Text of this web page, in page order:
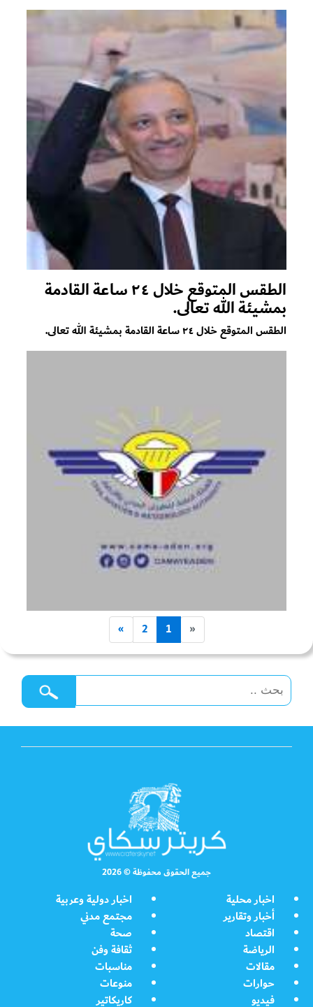
الطقس المتوقع خلال ٢٤ ساعة القادمة
بمشيئة الله تعالى.
الطقس المتوقع خلال ٢٤ ساعة القادمة بمشيئة الله تعالى.
«
1
2
»
جميع الحقوق محفوظة © 2026
اخبار محلية
اخبار دولية وعربية
أخبار وتقارير
مجتمع مدني
اقتصاد
صحة
الرياضة
ثقافة وفن
مقالات
مناسبات
حوارات
منوعات
فيديو
كاريكاتير